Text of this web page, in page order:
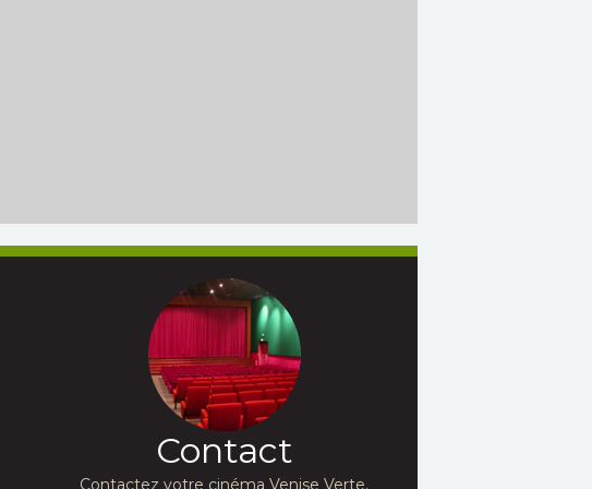
Contact
Contactez votre cinéma Venise Verte,